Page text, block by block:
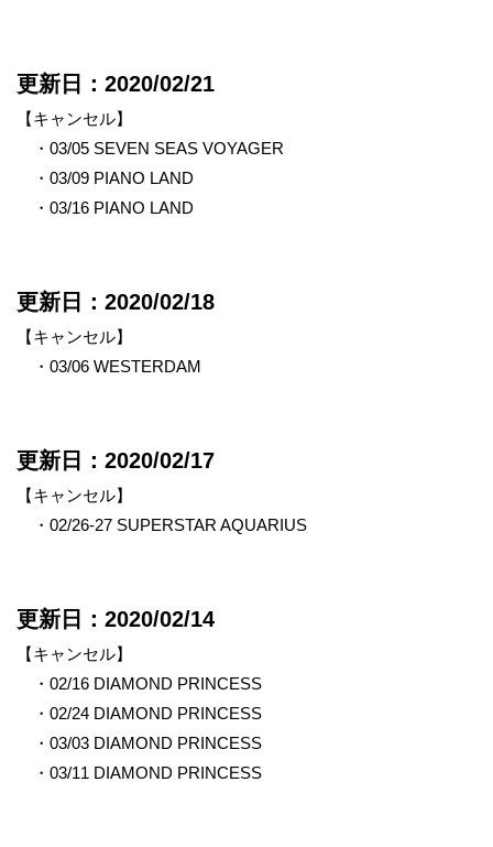
更新日：2020/02/21
【キャンセル】
・03/05 SEVEN SEAS VOYAGER
・03/09 PIANO LAND
・03/16 PIANO LAND
更新日：2020/02/18
【キャンセル】
・03/06 WESTERDAM
更新日：2020/02/17
【キャンセル】
・02/26-27 SUPERSTAR AQUARIUS
更新日：2020/02/14
【キャンセル】
・02/16 DIAMOND PRINCESS
・02/24 DIAMOND PRINCESS
・03/03 DIAMOND PRINCESS
・03/11 DIAMOND PRINCESS